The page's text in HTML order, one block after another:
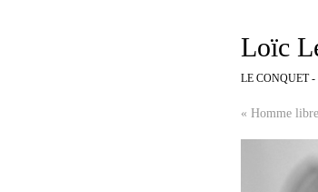
Loïc
LE CONQUET
« Homme